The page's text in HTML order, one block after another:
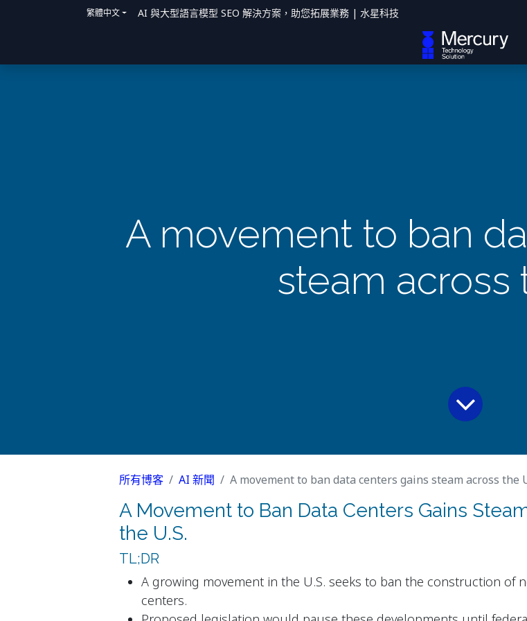
繁體中文 AI 與大型語言模型 SEO 解決方案，助您拓展業務 | 水星科技
A movement to ban
steam across
所有博客 AI 新聞 A movement to ban data centers gains steam across the
A Movement to Ban Data Centers Gains
the U.S.
TL;DR
A growing movement in the U.S. seeks to ban the construction of
centers.